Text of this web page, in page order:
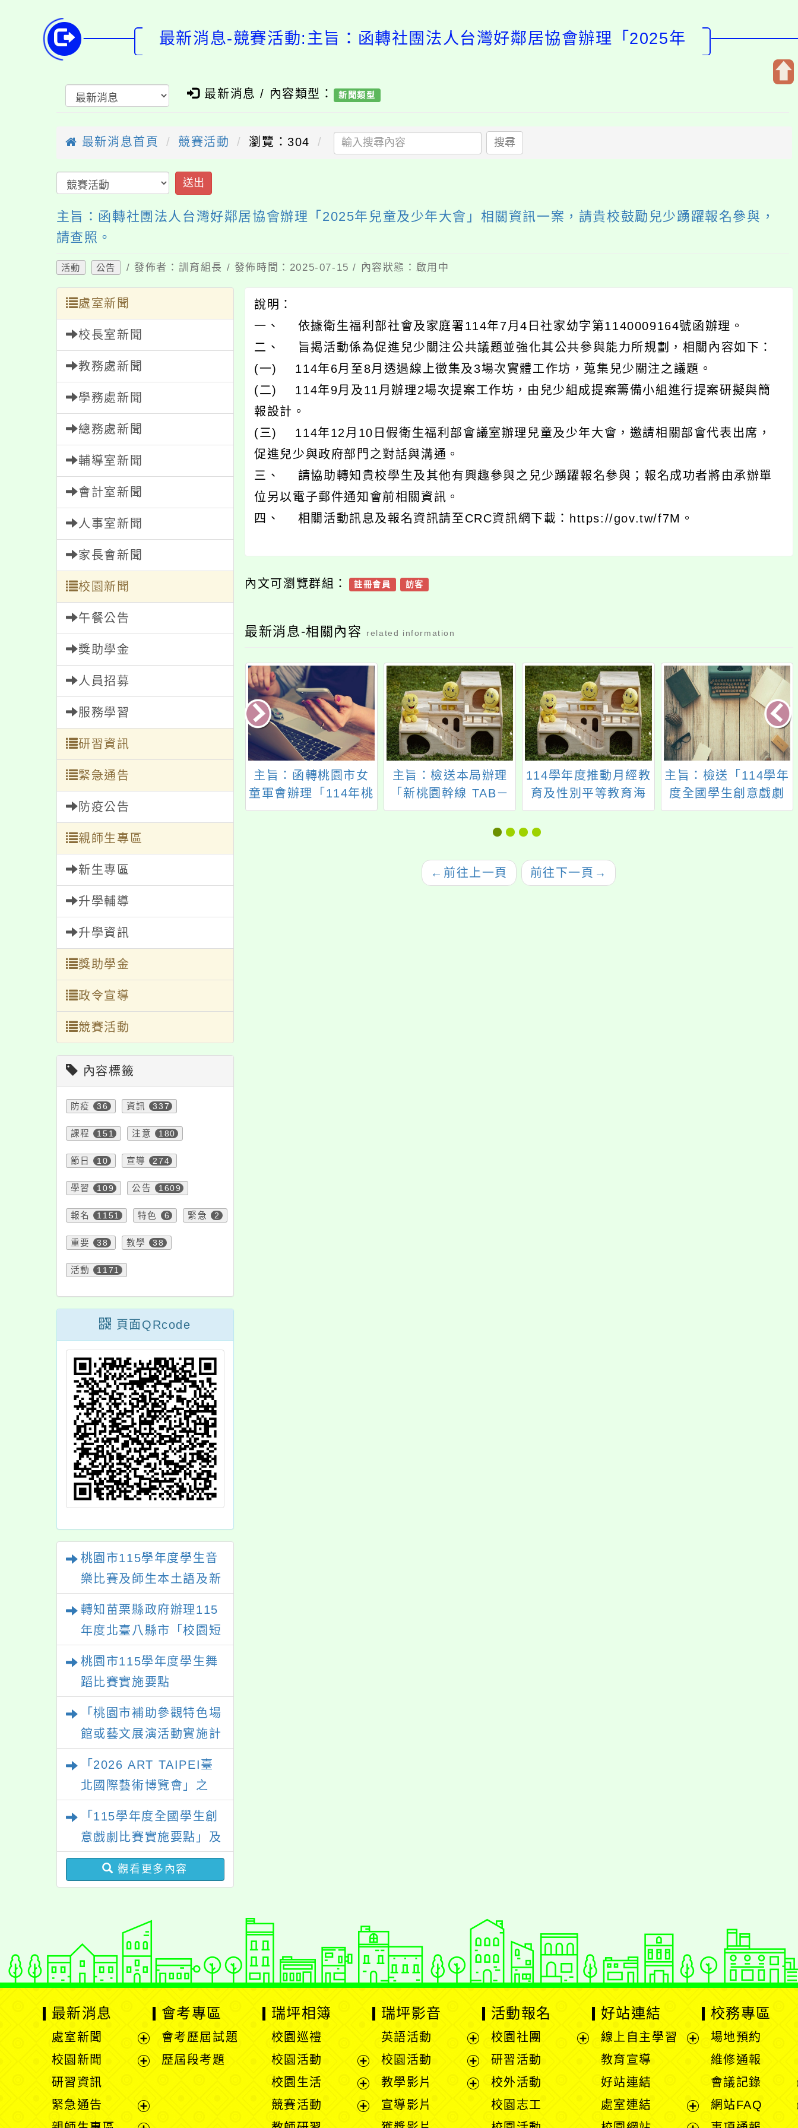
最新消息-競賽活動:主旨：函轉社團法人台灣好鄰居協會辦理「2025年
最新消息 / 內容類型： 新聞類型
最新消息首頁 競賽活動 瀏覽：304 搜尋
送出
主旨：函轉社團法人台灣好鄰居協會辦理「2025年兒童及少年大會」相關資訊一案，請貴校鼓勵兒少踴躍報名參與，
請查照。
活動 公告 / 發佈者：訓育組長 / 發佈時間：2025-07-15 / 內容狀態：啟用中
處室新聞
校長室新聞
教務處新聞
學務處新聞
總務處新聞
輔導室新聞
會計室新聞
人事室新聞
家長會新聞
校園新聞
午餐公告
獎助學金
人員招募
服務學習
研習資訊
緊急通告
防疫公告
親師生專區
新生專區
升學輔導
升學資訊
獎助學金
政令宣導
競賽活動
內容標籤
防疫 36 資訊 337
課程 151 注意 180
節日 10 宣導 274
學習 109 公告 1609
報名 1151 特色 6 緊急 2
重要 38 教學 38
活動 1171
頁面QRcode
桃園市115學年度學生音
樂比賽及師生本土語及新
轉知苗栗縣政府辦理115
年度北臺八縣市「校園短
桃園市115學年度學生舞
蹈比賽實施要點
「桃園市補助參觀特色場
館或藝文展演活動實施計
「2026 ART TAIPEI臺
北國際藝術博覽會」之
「115學年度全國學生創
意戲劇比賽實施要點」及
修正內容對照表
觀看更多內容
說明：
一、 依據衛生福利部社會及家庭署114年7月4日社家幼字第1140009164號函辦理。
二、 旨揭活動係為促進兒少關注公共議題並強化其公共參與能力所規劃，相關內容如下：
(一) 114年6月至8月透過線上徵集及3場次實體工作坊，蒐集兒少關注之議題。
(二) 114年9月及11月辦理2場次提案工作坊，由兒少組成提案籌備小組進行提案研擬與簡
報設計。
(三) 114年12月10日假衛生福利部會議室辦理兒童及少年大會，邀請相關部會代表出席，
促進兒少與政府部門之對話與溝通。
三、 請協助轉知貴校學生及其他有興趣參與之兒少踴躍報名參與；報名成功者將由承辦單
位另以電子郵件通知會前相關資訊。
四、 相關活動訊息及報名資訊請至CRC資訊網下載：https://gov.tw/f7M。
內文可瀏覽群組： 註冊會員 訪客
最新消息-相關內容 related information
「豬豬小偵探」
童及國中學生
徵件競賽活動
第23屆「人間有情-關
懷癲癇徵文比賽」活
主旨：函轉桃園市女
童軍會辦理「114年桃
園市女童軍會各級女
主旨：檢送本局辦理
「新桃園幹線 TAB－
月月乘車集點及市民
卡加碼抽」活動宣傳
惠予協助宣傳周知，
請查照。
114學年度推動月經教
育及性別平等教育海
報比賽
主旨：檢送「114學年
度全國學生創意戲劇
比賽實施要點」及修
← 前往上一頁 前往下一頁 →
最新消息
處室新聞
展
單
校園新聞
選
研習資訊
緊急通告
展
會考專區
會考歷屆試題
歷屆段考題
瑞坪相簿
校園巡禮
校園活動
展
選
校園生活
展
競賽活動
瑞坪影音
英語活動
展
選
校園活動
展
教學影片
宣導影片
活動報名
校園社團
研習活動
校外活動
校園志工
好站連結
線上自主學習
單
教育宣導
好站連結
處室連結
展
校務專區
場地預約
維修通報
會議記錄
網站FAQ